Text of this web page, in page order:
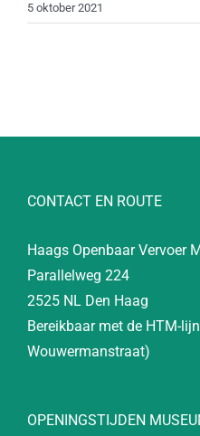
5 oktober 2021
CONTACT EN ROUTE
Haags Openbaar Vervoer
Parallelweg 224
2525 NL Den Haag
Bereikbaar met de HTM-
Wouwermanstraat)
OPENINGSTIJDEN